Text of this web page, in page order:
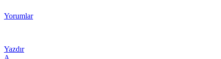
Yorumlar
Yazdır